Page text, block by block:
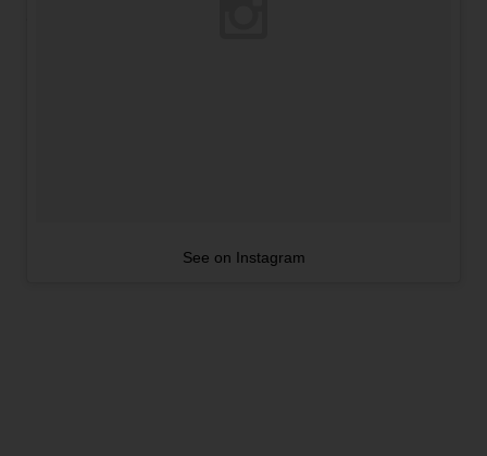
See on Instagram